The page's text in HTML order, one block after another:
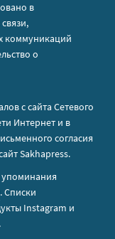
в
коммуникаций
о
с сайта Сетевого
Интернет и в
согласия
Sakhapress.
упоминания
. Списки
Instagram и